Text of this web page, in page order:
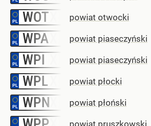
WOT powiat otwocki
WPA powiat piaseczyński
WPI powiat piaseczyński
WPL powiat płocki
WPN powiat płoński
powiat pruszkowski